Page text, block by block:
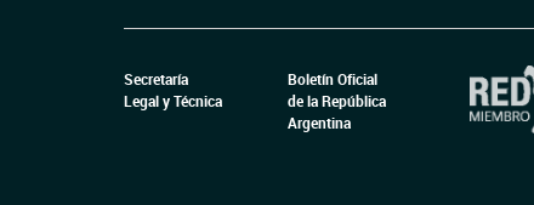
Secretaría
Legal y Técnica
Boletín Oficial
de la República
Argentina